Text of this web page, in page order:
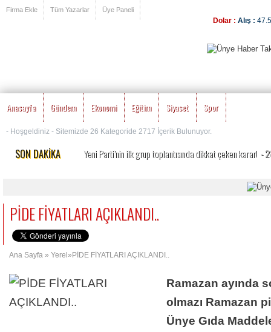
Firma Ekle Tüm Yazarlar Üye Paneli
Dolar : Alış :
Anasayfa Gündem Ekonomi Eğitim Siyaset Spor
- Hoşgeldiniz - Sitemizde 26 Kategoride 2717 İçerik Bulunuyor.
SON DAKİKA Yeni Parti’nin ilk grup toplantısında dikkat çeken karar! -
Özgür Özel’e yeni görev: Yeni Parti’nin Kurucu Genel
-
Erdoğan duyurmuştu, Bakan Şimşek detayları açıkladı ‘1
PİDE FİYATLARI AÇIKLANDI..
Ana Sayfa » Yerel »PİDE FİYATLARI AÇIKLANDI..
Ramazan ayında
olmazı Ramazan
Ünye Gıda